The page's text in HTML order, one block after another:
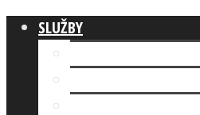
SLUŽBY